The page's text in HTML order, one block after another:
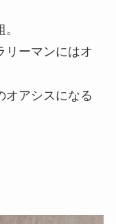
リーマンにはオ
オアシスになる